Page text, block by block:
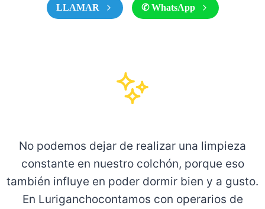
LLAMAR ✆ WhatsApp
No podemos dejar de realizar una limpieza
constante en nuestro colchón, porque eso
también influye en poder dormir bien y a gusto.
En Luriganchocontamos con operarios de